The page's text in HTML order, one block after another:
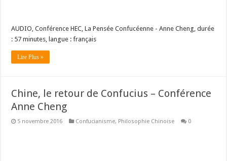
AUDIO, Conférence HEC, La Pensée Confucéenne - Anne Cheng, durée
: 57 minutes, langue : français
Lire Plus »
Chine, le retour de Confucius – Conférence
Anne Cheng
5 novembre 2016 Confucianisme, Philosophie Chinoise 0